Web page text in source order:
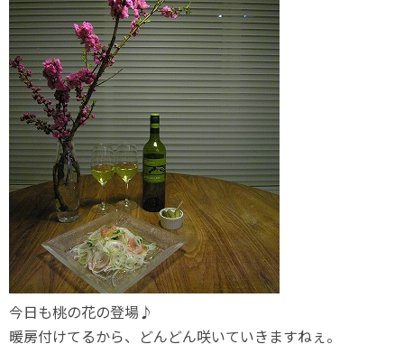
今日も桃の花の登場♪
暖房付けてるから、どんどん咲いていきますねぇ。